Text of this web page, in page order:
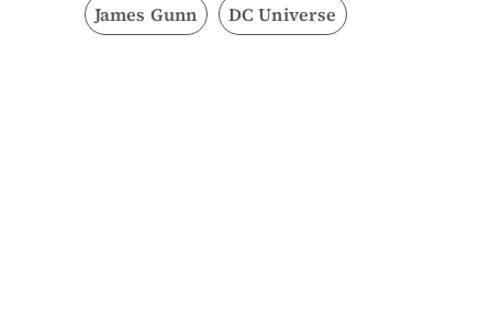
James Gunn DC Universe